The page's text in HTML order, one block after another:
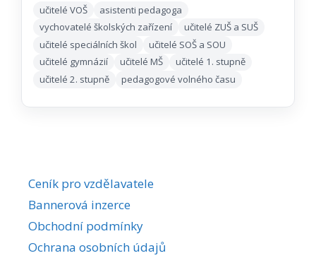
učitelé VOŠ
asistenti pedagoga
vychovatelé školských zařízení
učitelé ZUŠ a SUŠ
učitelé speciálních škol
učitelé SOŠ a SOU
učitelé gymnázií
učitelé MŠ
učitelé 1. stupně
učitelé 2. stupně
pedagogové volného času
Ceník pro vzdělavatele
Bannerová inzerce
Obchodní podmínky
Ochrana osobních údajů